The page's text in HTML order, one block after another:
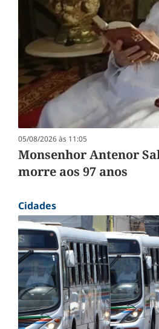
05/08/2026 às 11:05
Monsenhor Antenor
morre aos 97 anos
Cidades